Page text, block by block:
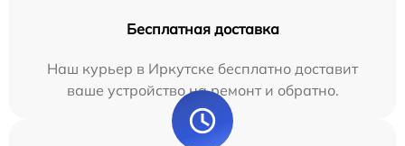
Бесплатная доставка
Наш курьер в Иркутске бесплатно доставит
ваше устройство на ремонт и обратно.